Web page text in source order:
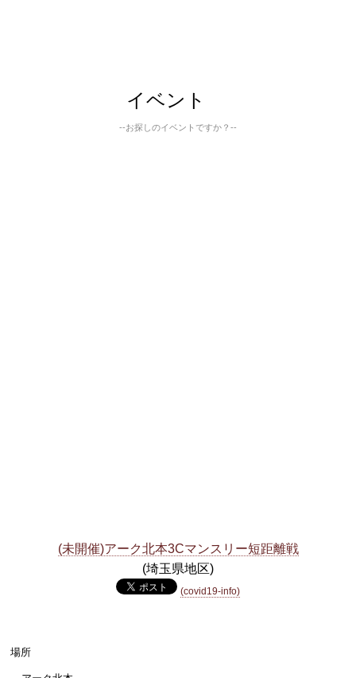
イベント
--お探しのイベントですか？--
(未開催)アーク北本3Cマンスリー短距離戦
(埼玉県地区)
(covid19-info)
場所